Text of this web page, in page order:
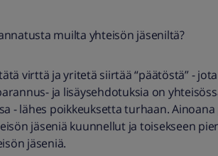
muilta yhteisön jäseniltä?
virttä ja yritetä siirtää “päätöstä” -
ja lisäysehdotuksia on
- lähes poikkeuksetta turhaan. Ainoana
jäseniä kuunnellut ja toisekseen
jäseniä.